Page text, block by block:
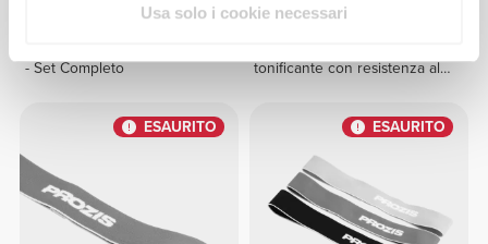
Usa solo i cookie necessari
- Set Completo
CHF 10.00
tonificante con resistenza alta
ESAURITO ESAURITO